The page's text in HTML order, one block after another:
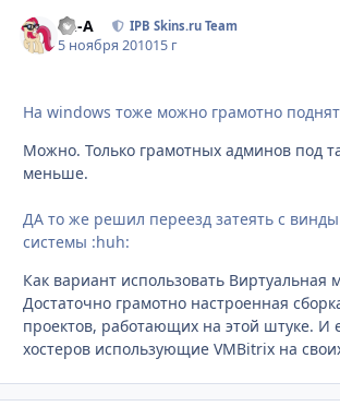
Ph-A IPB Skins.ru Team
5 ноября 201015 г
На windows тоже можно грамотно
Можно. Только грамотных админов под
меньше.
ДА то же решил переезд затеять с
системы :huh:
Как вариант использовать Виртуальная
Достаточно грамотно настроенная
проектов, работающих на этой штуке. И
хостеров использующие VMBitrix на